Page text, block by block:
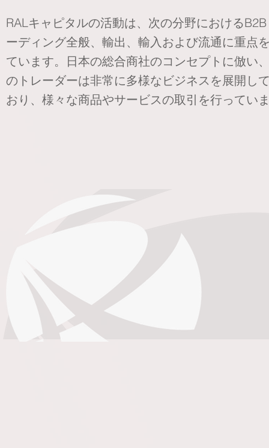
RALキャピタルの活動は、次の分野における
ーディング全般、輸出、輸入および流通に重点
ています。日本の総合商社のコンセプトに倣い
のトレーダーは非常に多様なビジネスを展開し
おり、様々な商品やサービスの取引を行ってい